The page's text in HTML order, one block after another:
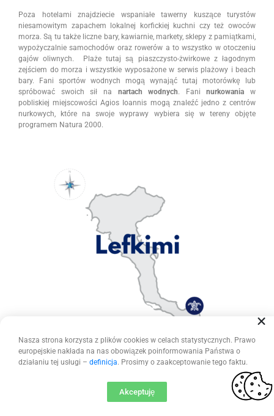
Poza hotelami znajdziecie wspaniałe tawerny kuszące turystów
niesamowitym zapachem lokalnej korfickiej kuchni czy też owoców
morza. Są tu także liczne bary, kawiarnie, markety, sklepy z pamiątkami,
wypożyczalnie samochodów oraz rowerów a to wszystko w otoczeniu
gajów oliwnych. Plaże tutaj są piaszczysto-żwirkowe z łagodnym
zejściem do morza i wszystkie wyposażone w serwis plażowy i beach
bary. Fani sportów wodnych mogą wynająć tutaj motorówkę lub
spróbować swoich sił na nartach wodnych. Faninurkowania w
pobliskiej miejscowości Agios Ioannis mogą znaleźć jedno z centrów
nurkowych, które na swoje wyprawy wybiera się w tereny objęte
programem Natura 2000.
Lefkimi
Lefkimi to druga największa miejscowość na wyspie położona na południu
Korfu. Sama miejscowoścć jest raczej mało turystyczna, nie zobaczycie
Nasza strona korzysta z plików cookies w celach statystycznych. Prawo
europejskie nakłada na nas obowiązek poinformowania Państwa o
działaniu tej usługi – definicja. Prosimy o zaakceptowanie tego faktu.
Akceptuję